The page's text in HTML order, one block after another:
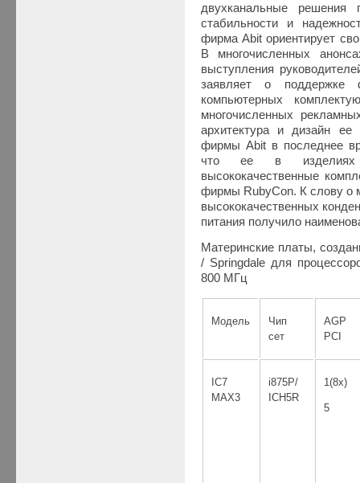
двухканальные решения
стабильности и
фирма Abit ориентирует
В многочисленных
выступления
заявляет о поддержке
компьютерных
многочисленных
архитектура и дизайн ее
фирмы Abit в последнее
что ее в изделиях
высококачественные
фирмы RubyCon. К слову о
высококачественных
питания получило
Материнские платы,
/ Springdale для
800 МГц
Модель
Чип
сет
AGP
PCI
IC7
MAX3
i875P/
ICH5R
1(8x)
5